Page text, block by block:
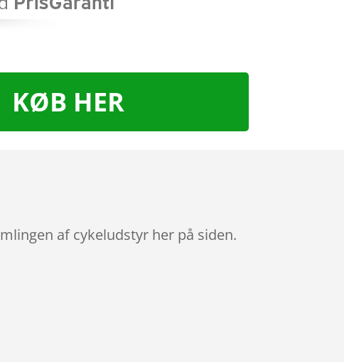
KØB HER
af cykeludstyr her på siden.